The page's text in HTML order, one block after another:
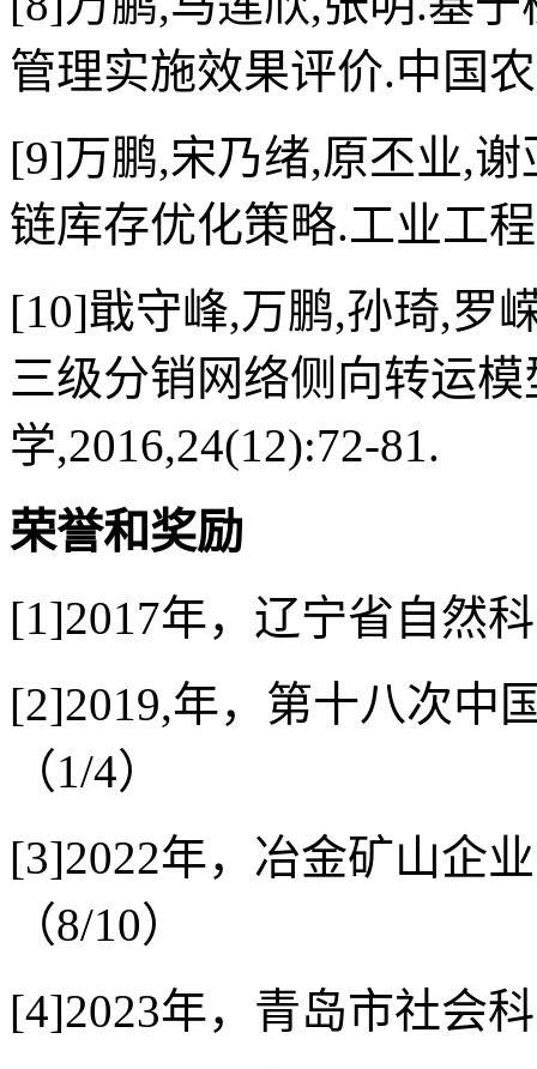
管理实施效果评价.中国
[9]万鹏,宋乃绪,原丕业,
链库存优化策略.工业工
[10]戢守峰,万鹏,孙琦,罗
三级分销网络侧向转运
学,2016,24(12):72-81.
荣誉和奖励
[1]2017年，辽宁省自然
[2]2019,年，第十八次中
（1/4）
[3]2022年，冶金矿山企
（8/10）
[4]2023年，青岛市社会